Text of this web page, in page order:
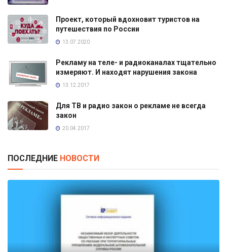
Проект, который вдохновит туристов на
путешествия по России
13.07.2020
Рекламу на теле- и радиоканалах тщательно
измеряют. И находят нарушения закона
13.12.2017
Для ТВ и радио закон о рекламе не всегда
закон
20.04.2017
ПОСЛЕДНИЕ НОВОСТИ